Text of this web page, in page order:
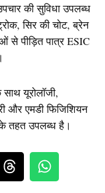
की सुविधा उपलब्ध
सिर की चोट, ब्रेन
से पीड़ित पात्र ESIC
यूरोलॉजी,
और एमडी फिजिशियन
तहत उपलब्ध है।